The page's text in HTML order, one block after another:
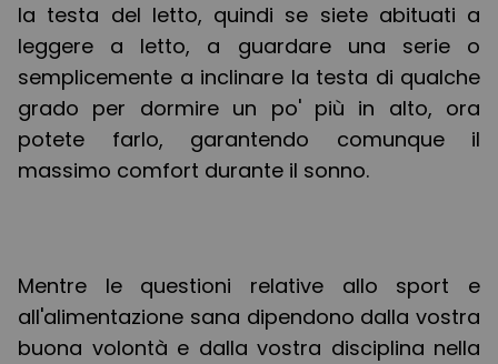
la testa del letto, quindi se siete abituati a
leggere a letto, a guardare una serie o
semplicemente a inclinare la testa di qualche
grado per dormire un po' più in alto, ora
potete farlo, garantendo comunque il
massimo comfort durante il sonno.
Mentre le questioni relative allo sport e
all'alimentazione sana dipendono dalla vostra
buona volontà e dalla vostra disciplina nella